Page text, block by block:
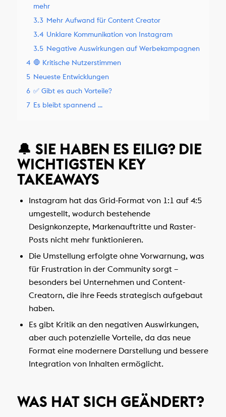
mehr
3.3 Mehr Aufwand für Content Creator
3.4 Unklare Kommunikation von Instagram
3.5 Negative Auswirkungen auf Werbekampagnen
4 🛑 Kritische Nutzerstimmen
5 Neueste Entwicklungen
6 ✅ Gibt es auch Vorteile?
7 Es bleibt spannend …
🔔 SIE HABEN ES EILIG? DIE
WICHTIGSTEN KEY
TAKEAWAYS
Instagram hat das Grid-Format von 1:1 auf 4:5
umgestellt, wodurch bestehende
Designkonzepte, Markenauftritte und Raster-
Posts nicht mehr funktionieren.
Die Umstellung erfolgte ohne Vorwarnung, was
für Frustration in der Community sorgt –
besonders bei Unternehmen und Content-
Creatorn, die ihre Feeds strategisch aufgebaut
haben.
Es gibt Kritik an den negativen Auswirkungen,
aber auch potenzielle Vorteile, da das neue
Format eine modernere Darstellung und bessere
Integration von Inhalten ermöglicht.
WAS HAT SICH GEÄNDERT?